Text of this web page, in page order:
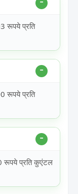
रूपये प्रति
रूपये प्रति
रूपये प्रति कुएंटल